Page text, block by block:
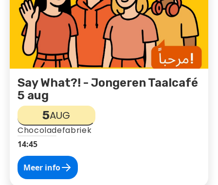
Say What?! - Jongeren Taalcafé
5 aug
5AUG
Chocoladefabriek
14:45
Meer info